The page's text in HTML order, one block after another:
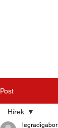
Post
Hírek
legradigabor